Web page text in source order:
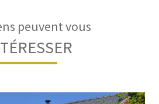
peuvent vous